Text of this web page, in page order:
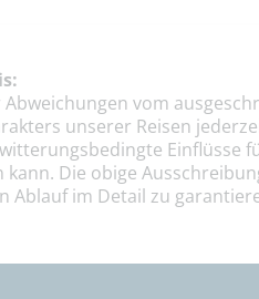
vom
unserer Reisen
Einflüsse
Die obige
Ablauf im Detail zu